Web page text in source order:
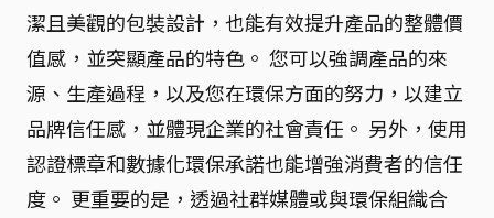
潔且美觀的包裝設計，也能有效提升產品的整體價
值感，並突顯產品的特色。 您可以強調產品的來
源、生產過程，以及您在環保方面的努力，以建立
品牌信任感，並體現企業的社會責任。 另外，使用
認證標章和數據化環保承諾也能增強消費者的信任
度。 更重要的是，透過社群媒體或與環保組織合